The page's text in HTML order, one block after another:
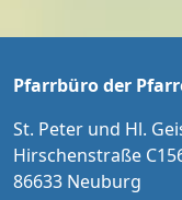
weis
ion
Pfarrbüro der
St. Peter und Hl.
Hirschenstraße
86633 Neuburg